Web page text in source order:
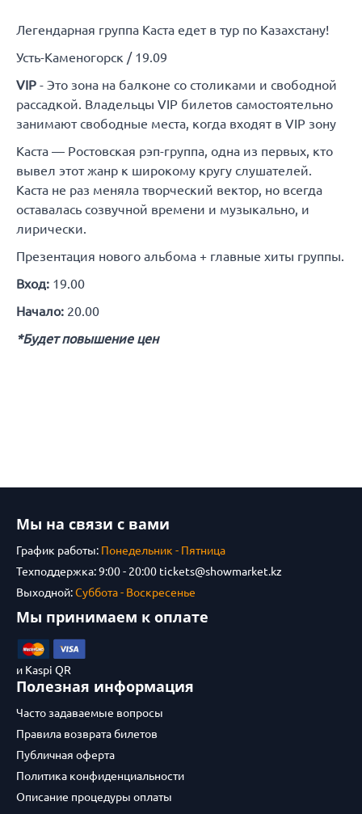
Легендарная группа Каста едет в тур по Казахстану!
Усть-Каменогорск / 19.09
VIP - Это зона на балконе со столиками и свободной
рассадкой. Владельцы VIP билетов самостоятельно
занимают свободные места, когда входят в VIP зону
Каста — Ростовская рэп-группа, одна из первых, кто
вывел этот жанр к широкому кругу слушателей.
Каста не раз меняла творческий вектор, но всегда
оставалась созвучной времени и музыкально, и
лирически.
Презентация нового альбома + главные хиты группы.
Вход: 19.00
Начало: 20.00
*Будет повышение цен
Мы на связи с вами
График работы: Понедельник - Пятница
Техподдержка: 9:00 - 20:00 tickets@showmarket.kz
Выходной:Суббота - Воскресенье
Мы принимаем к оплате
и Kaspi QR
Полезная информация
Часто задаваемые вопросы
Правила возврата билетов
Публичная оферта
Политика конфиденциальности
Описание процедуры оплаты